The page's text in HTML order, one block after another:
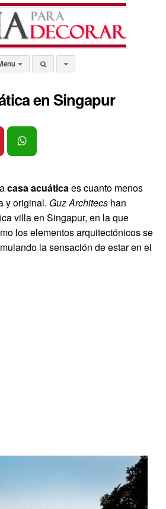
en Singapur
casa acuáticaes cuanto menos
y original. Guz Architecs han
villa en Singapur, en la que
los elementos arquitectónicos se
la sensación de estar en el